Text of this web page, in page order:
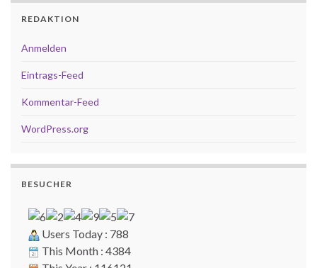
REDAKTION
Anmelden
Eintrags-Feed
Kommentar-Feed
WordPress.org
BESUCHER
Users Today : 788
This Month : 4384